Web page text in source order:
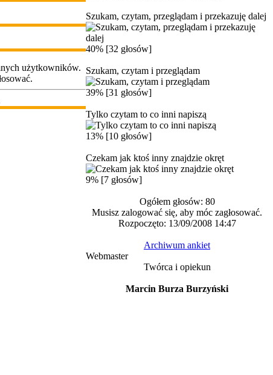
użytkowników.
Szukam, czytam, przeglądam i przekazuję dalej
40% [32 głosów]
Szukam, czytam i przeglądam
39% [31 głosów]
Tylko czytam to co inni napiszą
13% [10 głosów]
Czekam jak ktoś inny znajdzie okręt
9% [7 głosów]
Ogółem głosów: 80
Musisz zalogować się, aby móc zagłosować.
Rozpoczęto: 13/09/2008 14:47
Archiwum ankiet
Webmaster
Twórca i opiekun
Marcin Burza Burzyński